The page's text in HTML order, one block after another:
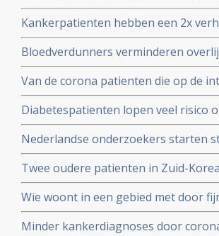
de ACE2-receptoren en maakt dit
onderzoekers aan de Radboud
Kankerpatienten hebben een 2x
virus blijkt uit studie in Wujang.
Bloedverdunners verminderen
corona virus die een SOHA score -
hadden bij opname op de Intensive
Van de corona patienten die op de
32 procent mensen met ernstig
Diabetespatienten lopen veel risico
eerste Nederlandse onderzoek
Nederlandse onderzoekers starten
patienten die besmet zijn met het
Twee oudere patienten in Zuid-
corona virus door bloedplasma
Wie woont in een gebied met door
groter risico op overlijden aan
zuiverder lucht
Minder kankerdiagnoses door